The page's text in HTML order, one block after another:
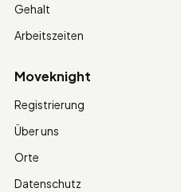
Gehalt
Arbeitszeiten
Moveknight
Registrierung
Über uns
Orte
Datenschutz